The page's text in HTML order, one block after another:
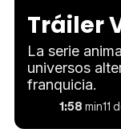
Tráiler
La serie
universos
franquicia.
1:58min11